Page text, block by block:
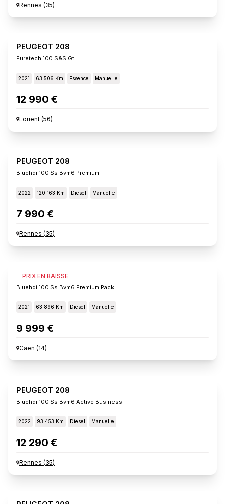
Rennes (35)
PEUGEOT 208
Puretech 100 S&s Gt
2021 63 506 Km Essence Manuelle
12 990 €
Lorient (56)
PEUGEOT 208
Bluehdi 100 Ss Bvm6 Premium
2022 120 163 Km Diesel Manuelle
7 990 €
Rennes (35)
PRIX EN BAISSE
PEUGEOT 208
Bluehdi 100 Ss Bvm6 Premium Pack
2021 63 896 Km Diesel Manuelle
9 999 €
Caen (14)
PEUGEOT 208
Bluehdi 100 Ss Bvm6 Active Business
2022 93 453 Km Diesel Manuelle
12 290 €
Rennes (35)